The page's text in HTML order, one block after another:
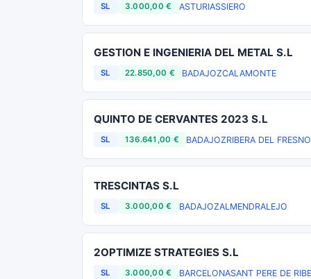
SL 3.000,00 € ASTURIASSIERO
GESTION E INGENIERIA DEL METAL S.L
SL 22.850,00 € BADAJOZCALAMONTE
QUINTO DE CERVANTES 2023 S.L
SL 136.641,00 € BADAJOZRIBERA DEL FRESNO
TRESCINTAS S.L
SL 3.000,00 € BADAJOZALMENDRALEJO
2OPTIMIZE STRATEGIES S.L
SL 3.000,00 € BARCELONASANT PERE DE